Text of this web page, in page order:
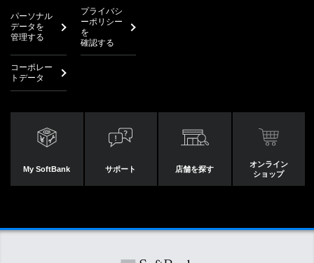
パーソナル
データを
管理する
プライバシ
ーポリシー
を
確認する
コーポレー
トデータ
My SoftBank サポート 店舗を探す
オンライン
ショップ